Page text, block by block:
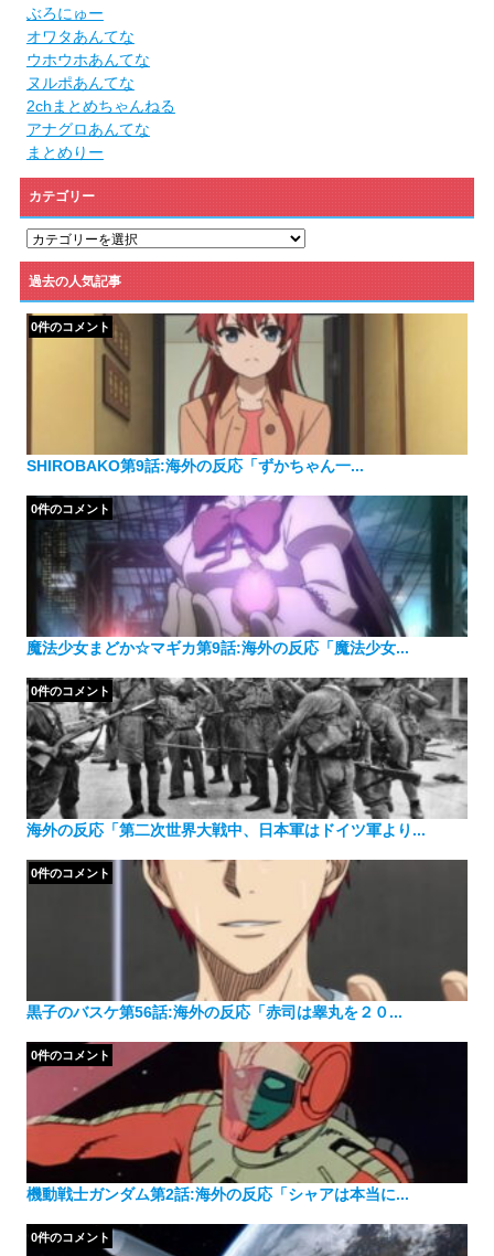
ぶろにゅー
オワタあんてな
ウホウホあんてな
ヌルポあんてな
2chまとめちゃんねる
アナグロあんてな
まとめりー
カテゴリー
カ
ゴ
リ
ー
過去の人気記事
SHIROBAKO第9話:海外の反応「ずかちゃん一...
0件のコメント
魔法少女まどか☆マギカ第9話:海外の反応「魔法少女...
0件のコメント
海外の反応「第二次世界大戦中、日本軍はドイツ軍より...
0件のコメント
黒子のバスケ第56話:海外の反応「赤司は睾丸を２０...
0件のコメント
機動戦士ガンダム第2話:海外の反応「シャアは本当に...
0件のコメント
0件のコメント